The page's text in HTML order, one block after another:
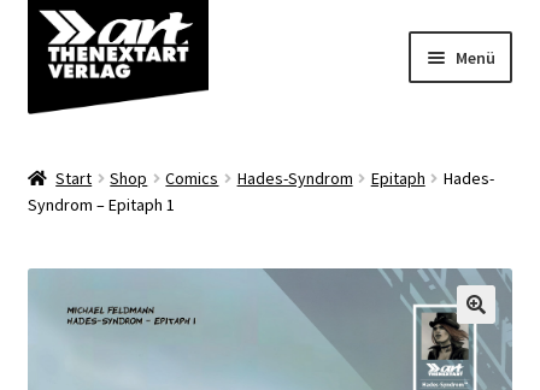
Zur
Navigation
springen
Zum
Inhalt
springen
Menü
Shop
Über uns
Start Shop Comics Hades-Syndrom Epitaph
Hades-
Syndrom – Epitaph 1